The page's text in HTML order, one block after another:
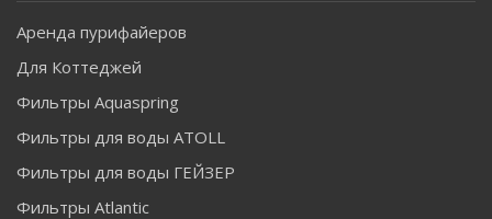
Аренда пурифайеров
Для Коттеджей
Фильтры Aquaspring
Фильтры для воды ATOLL
Фильтры для воды ГЕЙЗЕР
Фильтры Atlantic